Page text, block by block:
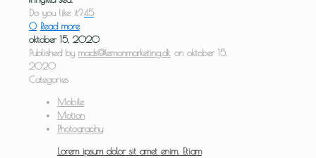
Do you like it?45
0 Read more
oktober 15, 2020
Published by mads@lemonmarketing.dk on oktober 15,
2020
Categories
Mobile
Motion
Photography
Lorem ipsum dolor sit amet enim. Etiam